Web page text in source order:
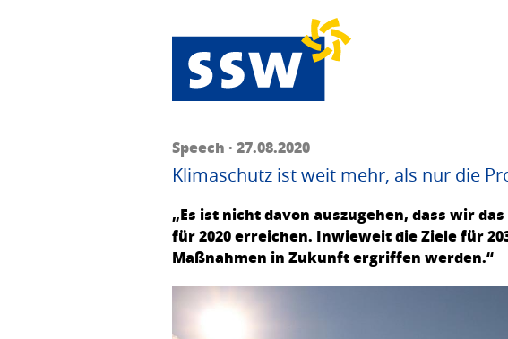
Speech · 27.08.2020
Klimaschutz ist weit mehr, als nur die
„Es ist nicht davon auszugehen, dass wir
für 2020 erreichen. Inwieweit die Ziele für
Maßnahmen in Zukunft ergriffen werden.“